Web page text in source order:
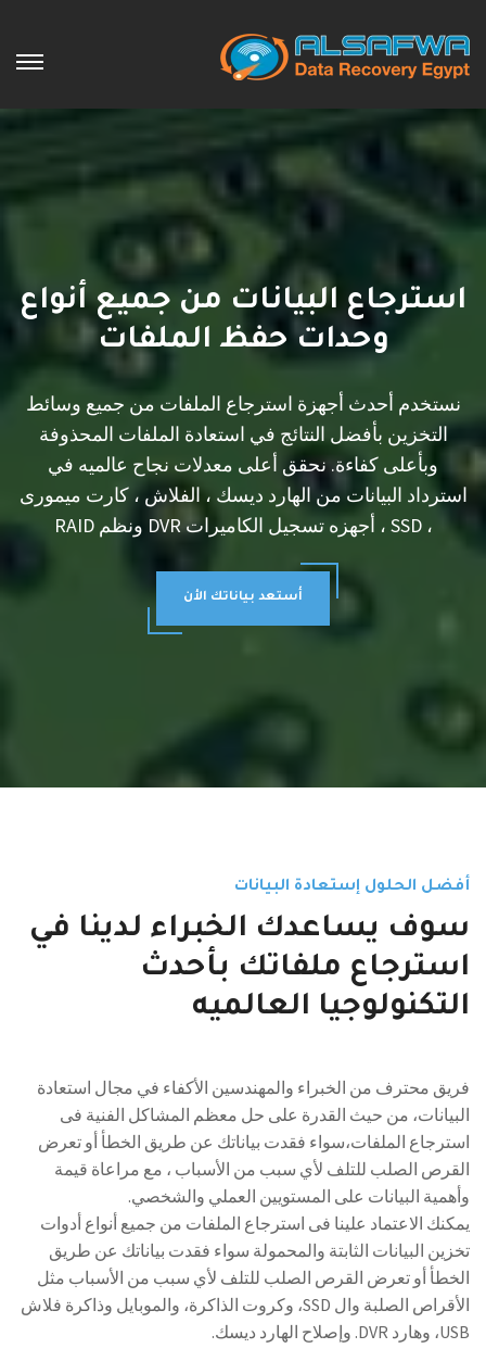
استرجاع البيانات من جميع أنواع
وحدات حفظ الملفات
نستخدم أحدث أجهزة استرجاع الملفات من جميع وسائط
التخزين بأفضل النتائج في استعادة الملفات المحذوفة
وبأعلى كفاءة. نحقق أعلى معدلات نجاح عالميه في
استرداد البيانات من الهارد ديسك ، الفلاش ، كارت ميمورى
، SSD ، أجهزه تسجيل الكاميرات DVR ونظم RAID
أستعد بياناتك الأن
أفضل الحلول إستعادة البيانات
سوف يساعدك الخبراء لدينا في
استرجاع ملفاتك بأحدث
التكنولوجيا العالميه
يمكنك الاعتماد علينا فى استرجاع الملفات من جميع أنواع أدوات
تخزين البيانات الثابتة والمحمولة سواء فقدت بياناتك عن طريق
الخطأ أو تعرض القرص الصلب للتلف لأي سبب من الأسباب مثل
الأقراص الصلبة وال SSD، وكروت الذاكرة، والموبايل وذاكرة فلاش
USB، وهارد DVR. وإصلاح الهارد ديسك.
فريق محترف من الخبراء والمهندسين الأكفاء في مجال استعادة
البيانات، من حيث القدرة على حل معظم المشاكل الفنية فى
استرجاع الملفات،سواء فقدت بياناتك عن طريق الخطأ أو تعرض
القرص الصلب للتلف لأي سبب من الأسباب ، مع مراعاة قيمة
وأهمية البيانات على المستويين العملي والشخصي.